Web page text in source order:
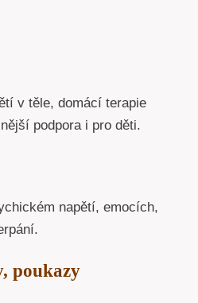
v těle, domácí terapie
podpora i pro děti.
napětí, emocích,
poukazy